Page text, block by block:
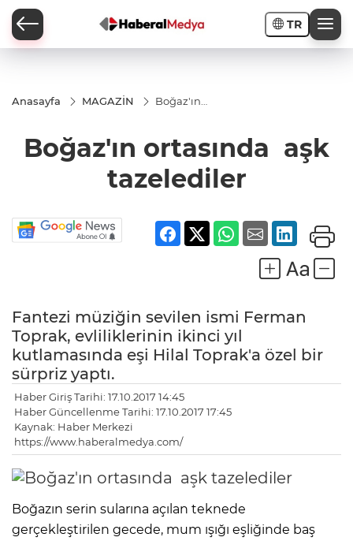
TR
Anasayfa MAGAZİN
Boğaz'ın
tazelediler
Boğaz'ın ortasında aşk
tazelediler
Fantezi müziğin sevilen ismi Ferman
Toprak, evliliklerinin ikinci yıl
kutlamasında eşi Hilal Toprak'a özel bir
sürpriz yaptı.
Haber Giriş Tarihi: 17.10.2017 14:45
Haber Güncellenme Tarihi: 17.10.2017 17:45
Kaynak: Haber Merkezi
https://www.haberalmedya.com/
Boğazın serin sularına açılan teknede
gerçekleştirilen gecede, mum ışığı eşliğinde baş